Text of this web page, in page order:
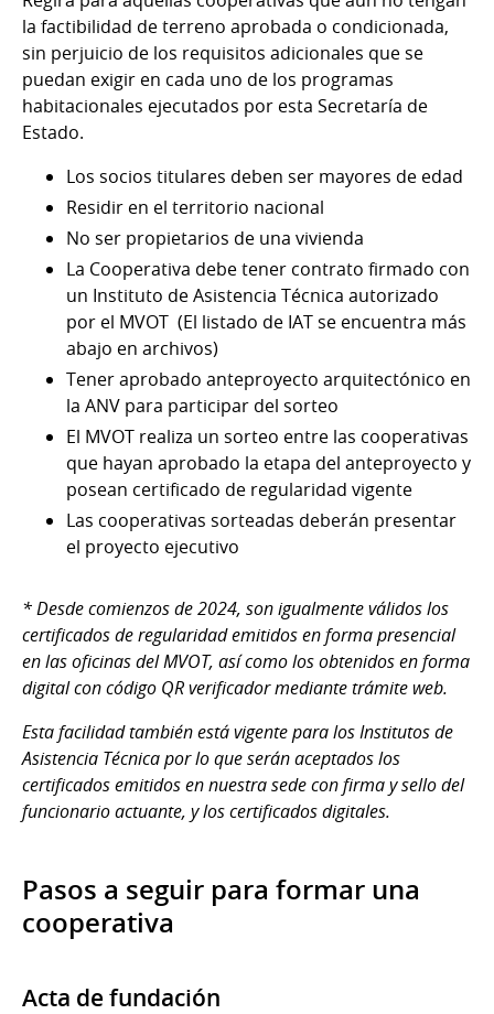
la factibilidad de terreno aprobada o condicionada,
sin perjuicio de los requisitos adicionales que se
puedan exigir en cada uno de los programas
habitacionales ejecutados por esta Secretaría de
Estado.
Los socios titulares deben ser mayores de edad
Residir en el territorio nacional
No ser propietarios de una vivienda
La Cooperativa debe tener contrato firmado con
un Instituto de Asistencia Técnica autorizado
por el MVOT (El listado de IAT se encuentra más
abajo en archivos)
Tener aprobado anteproyecto arquitectónico en
la ANV para participar del sorteo
El MVOT realiza un sorteo entre las cooperativas
que hayan aprobado la etapa del anteproyecto y
posean certificado de regularidad vigente
Las cooperativas sorteadas deberán presentar
el proyecto ejecutivo
* Desde comienzos de 2024, son igualmente válidos los
certificados de regularidad emitidos en forma presencial
en las oficinas del MVOT, así como los obtenidos en forma
digital con código QR verificador mediante trámite web.
Esta facilidad también está vigente para los Institutos de
Asistencia Técnica por lo que serán aceptados los
certificados emitidos en nuestra sede con firma y sello del
funcionario actuante, y los certificados digitales.
Pasos a seguir para formar una
cooperativa
Acta de fundación